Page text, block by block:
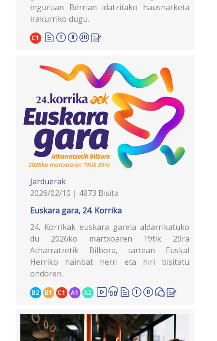
inguruan Berrian idatzitako hausnarketa
irakurriko dugu.
C1
Jarduerak
2026/02/10 | 4973 Bisita
Euskara gara, 24. Korrika
24. Korrikak euskara garela aldarrikatuko
du 2026ko martxoaren 19tik 29ra
Atharratzetik Bilbora, tartean Euskal
Herriko hainbat herri eta hiri bisitatu
ondoren.
B2 B1 C1 A1 A2